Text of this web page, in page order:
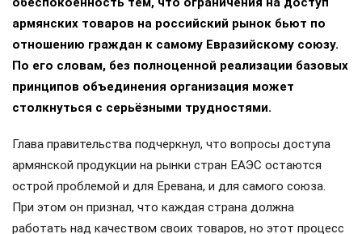
армянских товаров на российский рынок бьют по
отношению граждан к самому Евразийскому союзу.
По его словам, без полноценной реализации базовых
принципов объединения организация может
столкнуться с серьёзными трудностями.
Глава правительства подчеркнул, что вопросы доступа
армянской продукции на рынки стран ЕАЭС остаются
острой проблемой и для Еревана, и для самого союза.
При этом он признал, что каждая страна должна
работать над качеством своих товаров, но этот процесс